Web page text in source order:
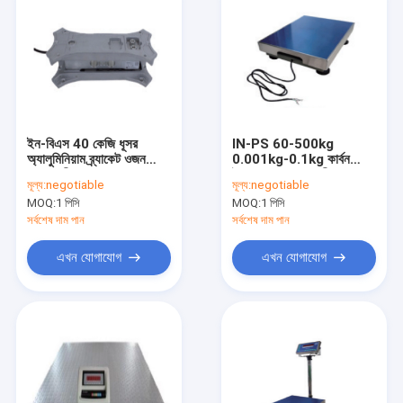
পণ্য
আমাদের সম্পর্কে
ইন-বিএস 40 কেজি ধূসর
অ্যালুমিনিয়াম ব্র্যাকেট ওজন
স্বয়ংক্রিয়তা ওজন জন্য বুদ্ধিমান
বিক্রয় কনটেইনার
মূল্য:negotiable
MOQ:1 পিসি
সর্বশেষ দাম পান
এখন যোগাযোগ
IN-PS 60-500kg
0.001kg-0.1kg কার্বন
ওজন সেন্সর 30x40 40x50
50x60CM প্ল্যাটফর্মের জন্য
মূল্য:negotiable
MOQ:1 পিসি
সর্বশেষ দাম পান
এখন যোগাযোগ